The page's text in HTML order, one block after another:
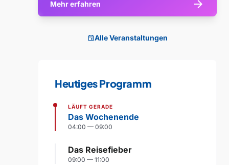
Mehr erfahren arrow_forward
eventAlle Veranstaltungen
Heutiges Programm
LÄUFT GERADE
Das Wochenende
04:00 — 09:00
Das Reisefieber
09:00 — 11:00